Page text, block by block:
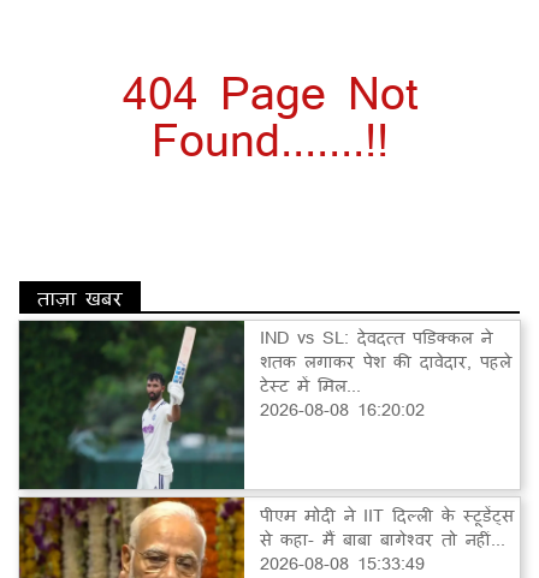
404 Page Not
Found.......!!
ताज़ा खबर
IND vs SL: देवदत्त पडिक्कल ने
शतक लगाकर पेश की दावेदार, पहले
टेस्ट में मिल...
2026-08-08 16:20:02
पीएम मोदी ने IIT दिल्ली के स्टूडेंट्स
से कहा- मैं बाबा बागेश्वर तो नहीं...
2026-08-08 15:33:49